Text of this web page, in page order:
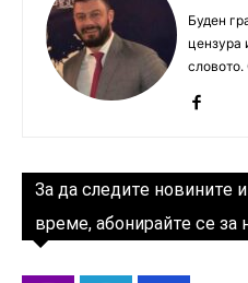
Буден
цензура
За да следите новините
време, абонирайте се за